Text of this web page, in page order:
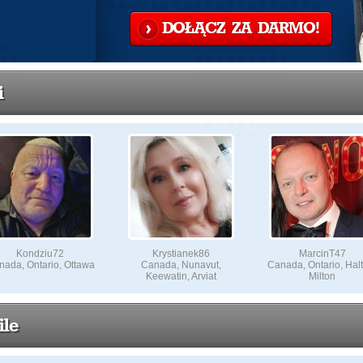
DOŁĄCZ ZA DARMO!
Kondziu72
Ontario, Ottawa
Krystianek86
Canada, Nunavut,
Keewatin, Arviat
MarcinT47
Canada, Ontario,
Milton